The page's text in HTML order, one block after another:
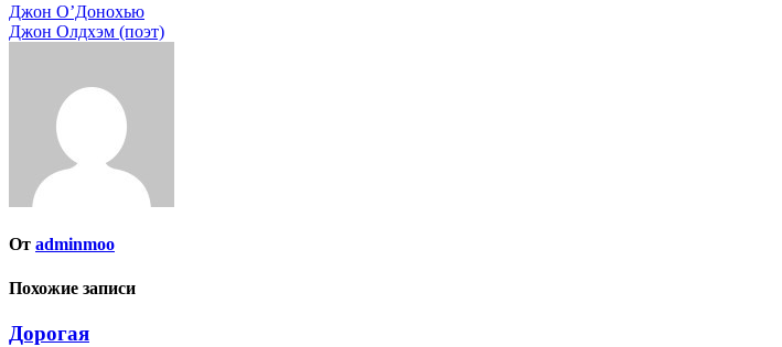
Навигация
по
Джон О’Донохью
Джон Олдхэм (поэт)
От adminmoo
Похожие записи
Дорогая